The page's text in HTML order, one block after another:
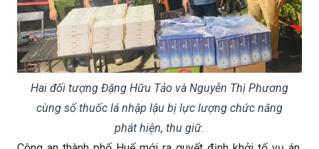
Hai đối tượng Đặng Hữu Tảo và Nguyễn Thị Phương
cùng số thuốc lá nhập lậu bị lực lượng chức năng
phát hiện, thu giữ.